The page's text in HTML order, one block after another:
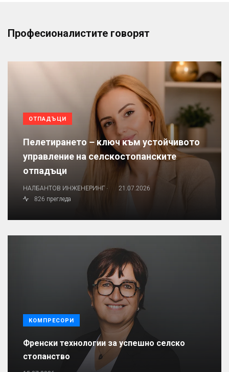
Професионалистите говорят
ОТПАДЪЦИ
Пелетирането – ключ към устойчивото
управление на селскостопанските
отпадъци
НАЛБАНТОВ ИНЖЕНЕРИНГ .
21.07.2026
826 прегледа
КОМПРЕСОРИ
Френски технологии за успешно селско
стопанство